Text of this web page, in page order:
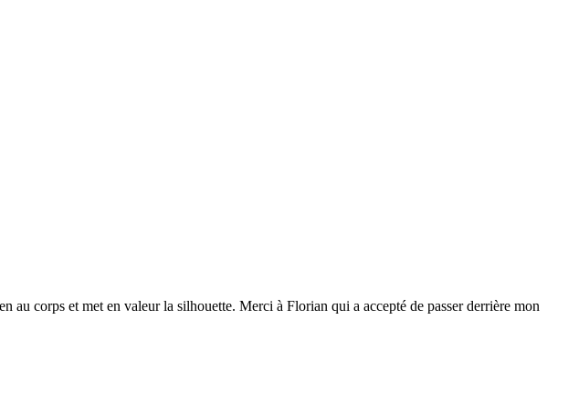
au corps et met en valeur la silhouette. Merci à Florian qui a accepté de passer derrière mon